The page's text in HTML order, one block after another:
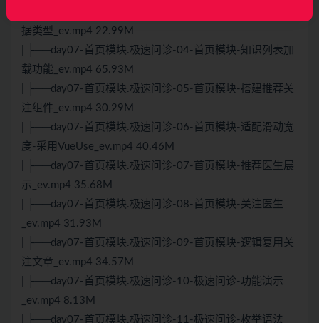
据类型_ev.mp4 22.99M
| ├──day07-首页模块.极速问诊-04-首页模块-知识列表加
载功能_ev.mp4 65.93M
| ├──day07-首页模块.极速问诊-05-首页模块-搭建推荐关
注组件_ev.mp4 30.29M
| ├──day07-首页模块.极速问诊-06-首页模块-适配滑动宽
度-采用VueUse_ev.mp4 40.46M
| ├──day07-首页模块.极速问诊-07-首页模块-推荐医生展
示_ev.mp4 35.68M
| ├──day07-首页模块.极速问诊-08-首页模块-关注医生
_ev.mp4 31.93M
| ├──day07-首页模块.极速问诊-09-首页模块-逻辑复用关
注文章_ev.mp4 34.57M
| ├──day07-首页模块.极速问诊-10-极速问诊-功能演示
_ev.mp4 8.13M
| ├──day07-首页模块.极速问诊-11-极速问诊-枚举语法